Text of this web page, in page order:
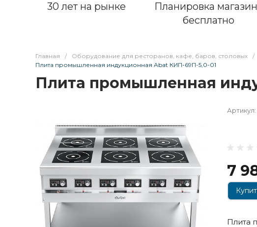
30 лет на рынке
Планировка
бесплатно
Главная / Оборудование для ресторанов, кафе, баров, столовых /
Плита промышленная индукционная Abat КИП-69П-5,0-01
Плита промышленная
Артикул:
7
Плита